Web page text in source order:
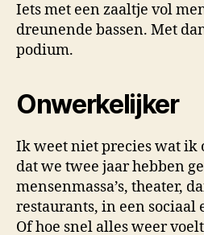
Iets met een zaaltje vol
dreunende bassen. Met
podium.
Onwerkelijker
Ik weet niet precies wat
dat we twee jaar hebben
mensenmassa’s, theater,
restaurants, in een sociaal
Of hoe snel alles weer